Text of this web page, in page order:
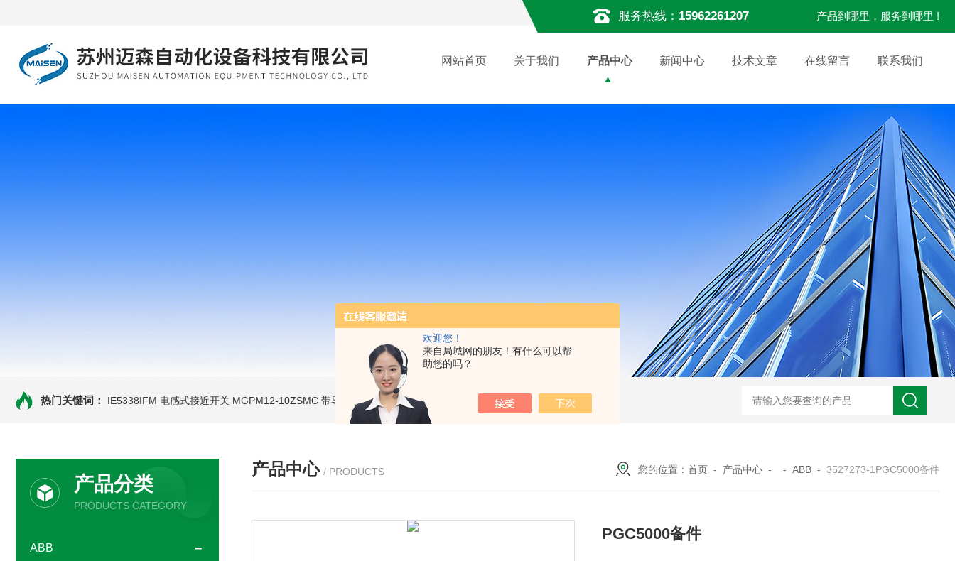
欢迎您！
来自局域网的朋友！有什么可以帮
助您的吗？
服务热线： 15962261207 产品到哪里，服务到哪里 !
网站首页 关于我们 产品中心 新闻中心 技术文章 在线留言 联系我们
热门关键词： IE5338IFM 电感式接近开关 MGPM12-10ZSMC 带导杆薄型气缸 RBC2015SMC 液压缓冲器 MKB25-30RZSMC 回转夹紧气缸 ARM10F2-20BGSMC 减压阀 KQB2H06-G01SMC 金属快换接头
产品分类
PRODUCTS CATEGORY
ABB
产品中心 / PRODUCTS 您的位置： 首页 - 产品中心 - - ABB - 3527273-1PGC5000备件
PGC5000备件